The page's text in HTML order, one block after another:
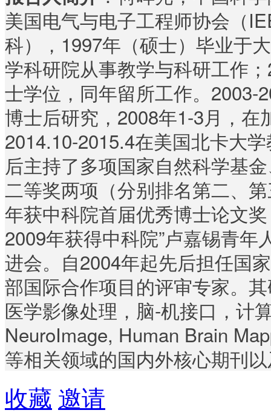
美国电气与电子工程师协会（
科），1997年（硕士）毕业于
学科研院从事教学与科研工作
士学位，同年留所工作。2003-
博士后研究，2008年1-3月，
2014.10-2015.4在美国北卡大
后主持了多项国家自然科学基
二等奖两项（分别排名第二、
年获中科院首届优秀博士论文
2009年获得中科院”卢嘉锡青年
进会。自2004年起先后担任国
部国际合作项目的评审专家。
医学影像处理，脑-机接口，计
NeuroImage, Human Brain
等相关领域的国内外核心期刊
收藏 邀请